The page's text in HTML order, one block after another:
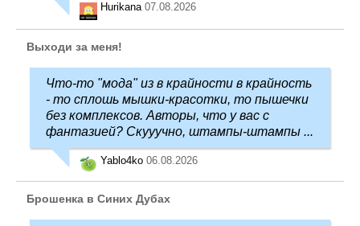
Hurikana 07.08.2026
Выходи за меня!
Что-то "мода" из в крайности в крайность
- то сплошь мышки-красотки, то пышечки
без комплексов. Авторы, что у вас с
фантазией? Скууучно, штампы-штампы ...
Yablo4ko 06.08.2026
Брошенка в Синих Дубах